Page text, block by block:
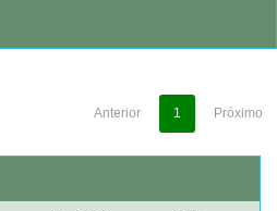
Anterior 1 Próximo